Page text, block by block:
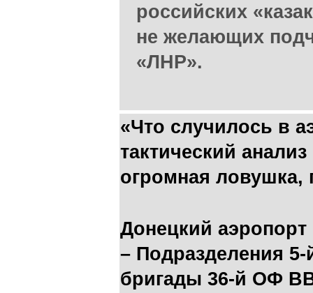
российских
не желающих
«ЛНР».
«Что случилось в
тактический
огромная ловушка,
Донецкий
– Подразделения
бригады 36-й ОФ